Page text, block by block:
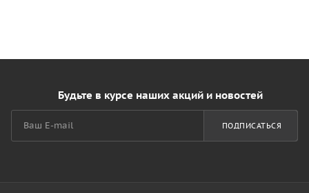
Будьте в курсе наших акций и новостей
ПОДПИСАТЬСЯ